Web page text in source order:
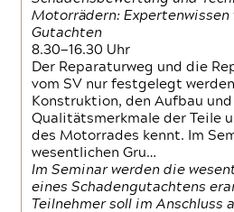
Motorrädern: Expertenwissen
Gutachten
8.30—16.30 Uhr
Der Reparaturweg und die
vom SV nur festgelegt
Konstruktion, den Aufbau
Qualitätsmerkmale der Teile
des Motorrades kennt. Im
wesentlichen Gru…
Im Seminar werden die
eines Schadengutachtens
Teilnehmer soll im Anschluss